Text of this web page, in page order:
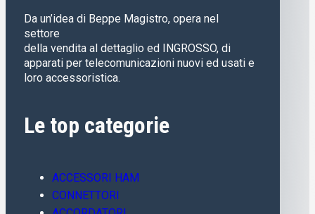
Da un’idea di Beppe Magistro, opera nel
settore
della vendita al dettaglio ed INGROSSO, di
apparati per telecomunicazioni nuovi ed usati e
loro accessoristica.
Le top categorie
ACCESSORI HAM
CONNETTORI